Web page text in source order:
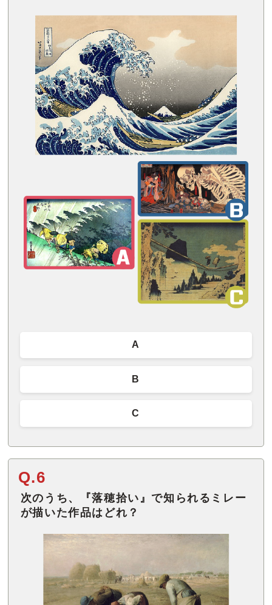
A
B
C
Q.6
次のうち、『落穂拾い』で知られるミレー
が描いた作品はどれ？